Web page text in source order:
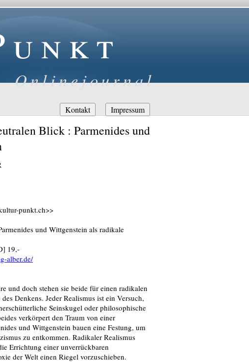
Onlinejournal
Navigation
überspringen
Kontakt Impressum
Blick : Parmenides und
punkt.ch>>
und Wittgenstein als radikale
19,-
alber.de/
und doch stehen sie beide für einen radikalen
Denkens. Jeder Realismus ist ein Versuch,
Seinskugel oder philosophische
verkörpert den Traum von einer
und Wittgenstein bauen eine Festung, um
zu entkommen. Radikaler Realismus
Errichtung einer unverrückbaren
der Welt einen Riegel vorzuschieben.